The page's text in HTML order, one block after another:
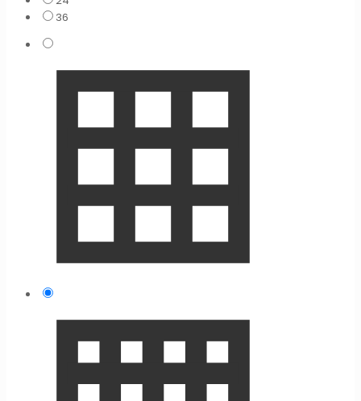
36